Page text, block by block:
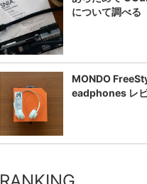
について調べる
MONDO
eadphones レ